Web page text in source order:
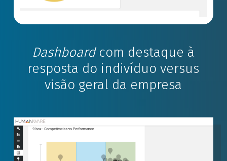
Dashboardcom destaque à
resposta do indivíduo versus
visão geral da empresa